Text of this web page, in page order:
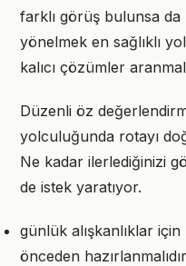
farklı görüş bulunsa da
yönelmek en sağlıklı
kalıcı çözümler
Düzenli öz
yolculuğunda rotayı
Ne kadar ilerlediğinizi
de istek yaratıyor.
günlük alışkanlıklar
önceden hazırlanmalıdır